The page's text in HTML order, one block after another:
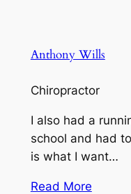
Anthony Wills
Chiropractor
I also had a
school and had
is what I want…
Read More